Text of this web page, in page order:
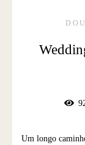
Um longo